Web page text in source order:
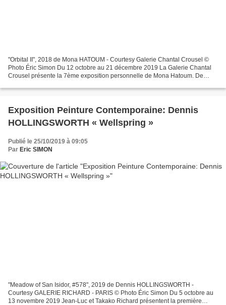
"Orbital II", 2018 de Mona HATOUM - Courtesy Galerie Chantal Crousel ©
Photo Éric Simon Du 12 octobre au 21 décembre 2019 La Galerie Chantal
Crousel présente la 7ème exposition personnelle de Mona Hatoum. De
Exposition Peinture Contemporaine: Dennis
HOLLINGSWORTH « Wellspring »
Publié le 25/10/2019 à 09:05
Par Eric SIMON
"Meadow of San Isidor, #578", 2019 de Dennis HOLLINGSWORTH -
Courtesy GALERIE RICHARD - PARIS © Photo Éric Simon Du 5 octobre au
13 novembre 2019 Jean-Luc et Takako Richard présentent la première